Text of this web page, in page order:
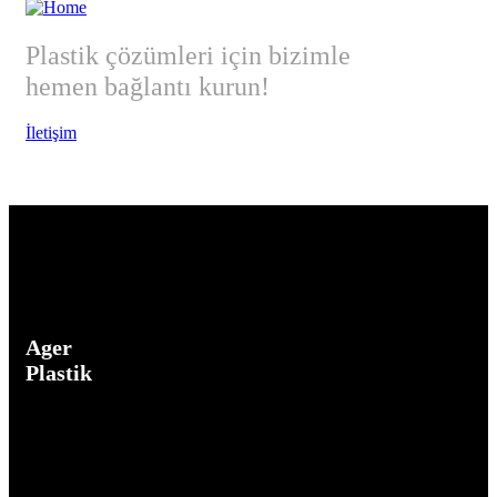
Plastik çözümleri için bizimle
hemen bağlantı kurun!
İletişim
Ager
Plastik